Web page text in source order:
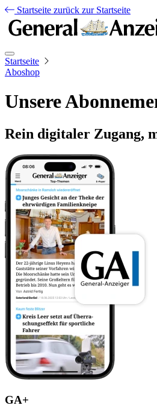
Startseite zurück zur Startseite
Startseite
Aboshop
Unsere
Rein digitaler Zugang,
GA+